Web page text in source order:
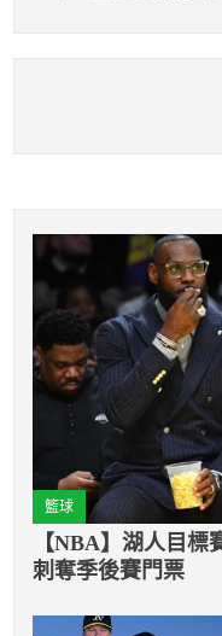
籃球
【NBA】湖人目
刺奪季後賽門票